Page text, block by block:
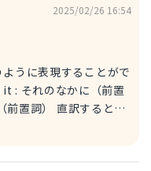
2025/02/26 16:54
うに表現することがで
訳すると、
」となります。「それ
ので、興味のないこと